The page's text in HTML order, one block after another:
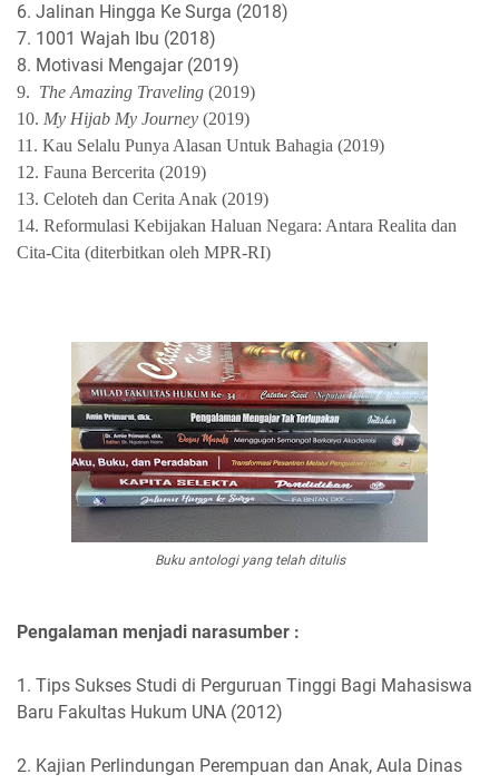
6. Jalinan Hingga Ke Surga (2018)
7. 1001 Wajah Ibu (2018)
8. Motivasi Mengajar (2019)
9. The Amazing Traveling (2019)
10. My Hijab My Journey (2019)
11. Kau Selalu Punya Alasan Untuk Bahagia (2019)
12. Fauna Bercerita (2019)
13. Celoteh dan Cerita Anak (2019)
14. Reformulasi Kebijakan Haluan Negara: Antara Realita dan
Cita-Cita (diterbitkan oleh MPR-RI)
Buku antologi yang telah ditulis
Pengalaman menjadi narasumber :
1. Tips Sukses Studi di Perguruan Tinggi Bagi Mahasiswa
Baru Fakultas Hukum UNA (2012)
2. Kajian Perlindungan Perempuan dan Anak, Aula Dinas